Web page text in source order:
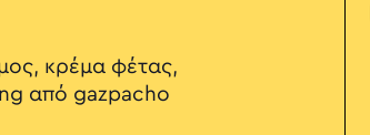
κρέμα φέτας,
από gazpacho